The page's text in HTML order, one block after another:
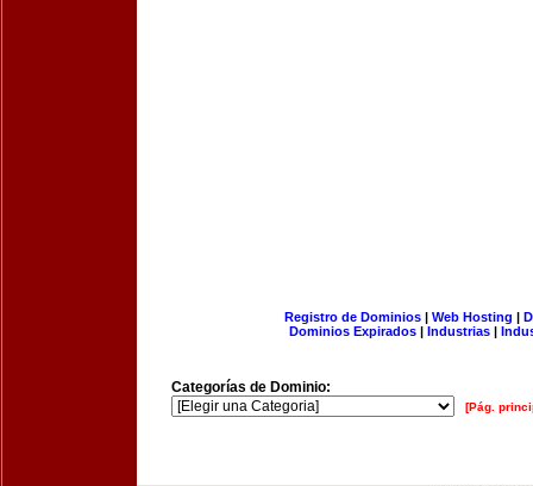
Registro de Dominios| Web Hosting |
Dominios Expirados | Industrias |
Categorías de Dominio:
[Pág.